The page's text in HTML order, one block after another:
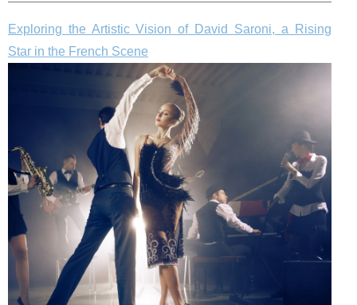
Exploring the Artistic Vision of David Saroni, a Rising
Star in the French Scene